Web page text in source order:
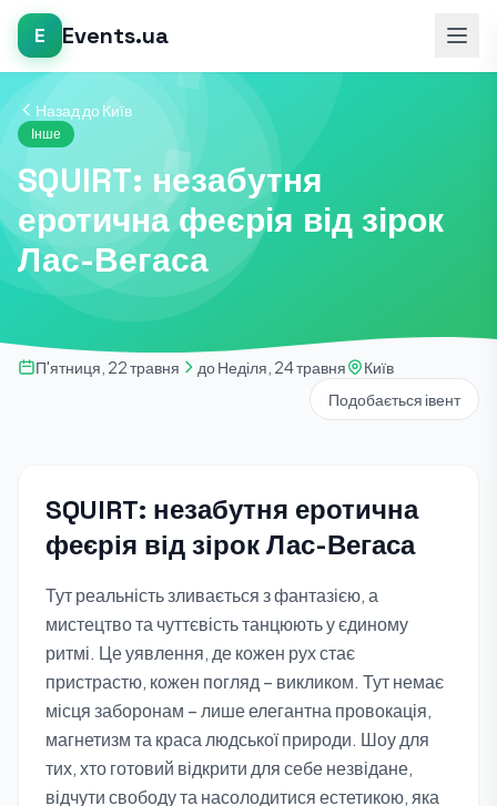
E Events.ua
Назад до Київ
Інше
SQUIRT: незабутня
еротична феєрія від зірок
Лас-Вегаса
П'ятниця, 22 травня до Неділя, 24 травня
Київ
Подобається івент
SQUIRT: незабутня еротична
феєрія від зірок Лас-Вегаса
Тут реальність зливається з фантазією, а
мистецтво та чуттєвість танцюють у єдиному
ритмі. Це уявлення, де кожен рух стає
пристрастю, кожен погляд – викликом. Тут немає
місця заборонам – лише елегантна провокація,
магнетизм та краса людської природи. Шоу для
тих, хто готовий відкрити для себе незвідане,
відчути свободу та насолодитися естетикою, яка